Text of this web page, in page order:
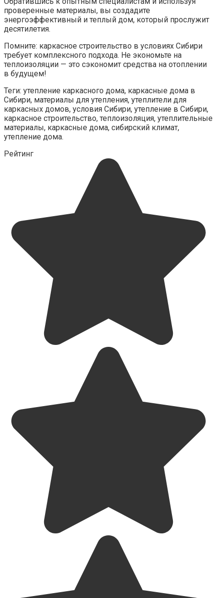
проверенные материалы, вы создадите
энергоэффективный и теплый дом, который прослужит
десятилетия.
Помните: каркасное строительство в условиях Сибири
требует комплексного подхода. Не экономьте на
теплоизоляции — это сэкономит средства на отоплении
в будущем!
Теги: утепление каркасного дома, каркасные дома в
Сибири, материалы для утепления, утеплители для
каркасных домов, условия Сибири, утепление в Сибири,
каркасное строительство, теплоизоляция, утеплительные
материалы, каркасные дома, сибирский климат,
утепление дома.
Рейтинг